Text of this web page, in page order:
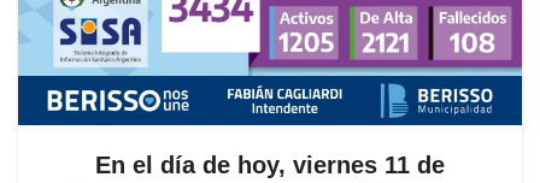
En el día de hoy, viernes 11 de